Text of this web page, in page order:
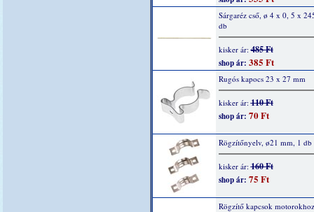
Sárgaréz cső, ø 4 x 0, 5 x
db
kisker ár:485 Ft
shop ár: 385 Ft
Rugós kapocs 23 x 27 mm
kisker ár:110 Ft
shop ár: 70 Ft
Rögzítőnyelv, ø21 mm, 1 db
kisker ár:160 Ft
shop ár: 75 Ft
Rögzítő kapcsok